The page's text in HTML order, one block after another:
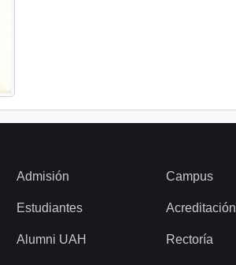
Admisión
Estudiantes
Alumni UAH
Campus
Acreditación
Rectoría